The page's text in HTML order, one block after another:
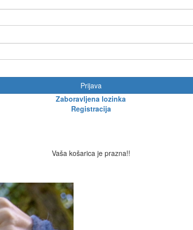
Prijava
Zaboravljena lozinka
Registracija
Vaša košarica je prazna!!